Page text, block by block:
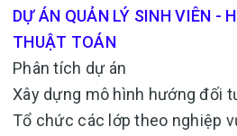
DỰ ÁN QUẢN LÝ SINH VIÊN -
THUẬT TOÁN
Phân tích dự án
Xây dựng mô hình hướng đối
Tổ chức các lớp theo nghiệp